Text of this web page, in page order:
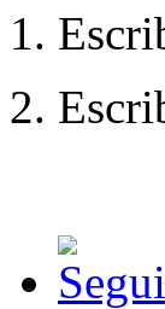
1.
2.